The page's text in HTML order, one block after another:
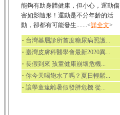
能夠有助身體健康，但小心，運動傷
害如影隨形！運動是不分年齡的活
動，卻都有可能發生.......<詳全文>
‧ 台灣基層診所首度糖尿病照護...
‧ 臺灣皮膚科醫學會最新2020異...
‧ 長假到來 孩童健康崩壞危機...
‧ 你今天喝飽水了嗎？夏日輕鬆...
‧ 讓學童遠離暑假發胖危機 從...